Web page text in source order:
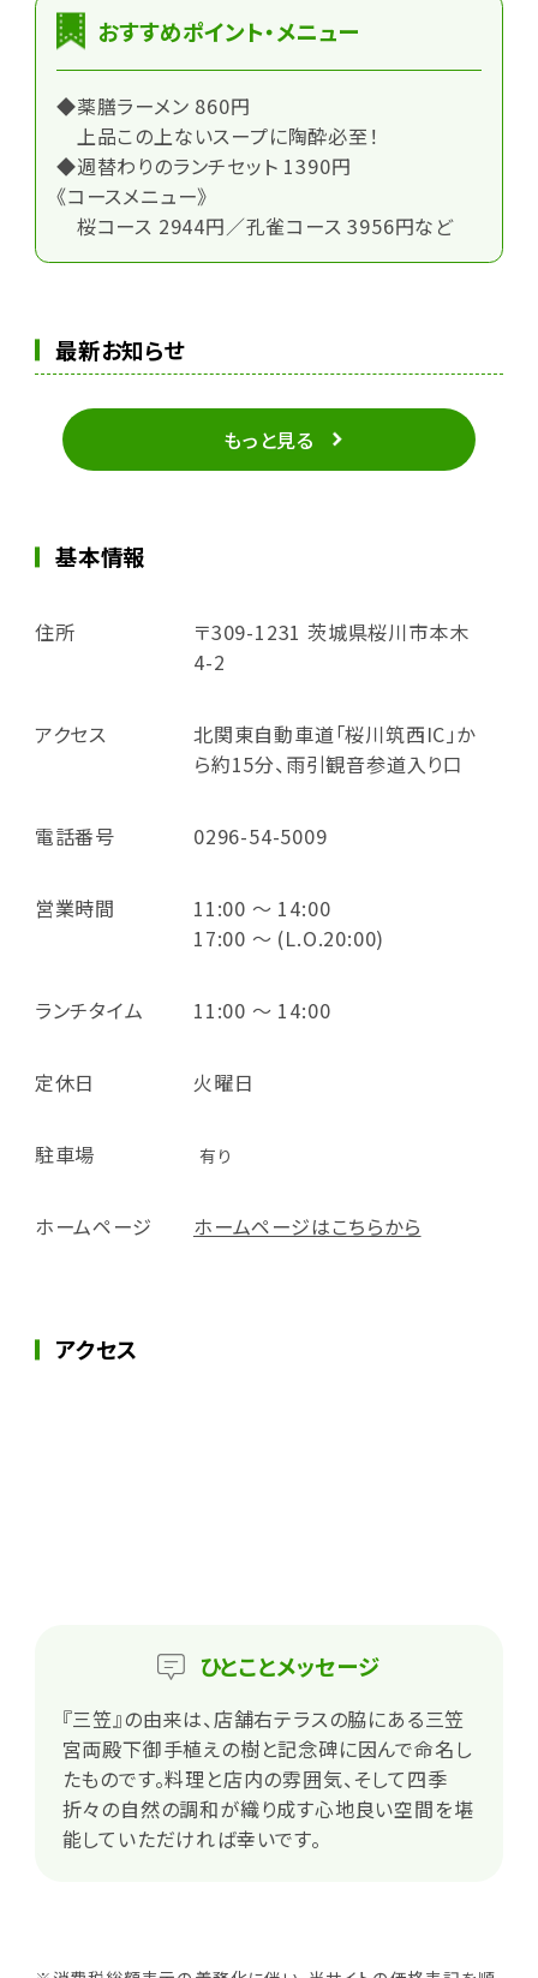
おすすめポイント・メニュー
◆薬膳ラーメン 860円
上品この上ないスープに陶酔必至！
◆週替わりのランチセット 1390円
《コースメニュー》
桜コース 2944円／孔雀コース 3956円など
最新お知らせ
もっと見る
基本情報
住所
〒309-1231 茨城県桜川市本木
4-2
アクセス
北関東自動車道「桜川筑西IC」か
ら約15分、雨引観音参道入り口
電話番号 0296-54-5009
営業時間
11:00 ～ 14:00
17:00 ～ (L.O.20:00)
ランチタイム 11:00 ～ 14:00
定休日 火曜日
駐車場 有り
ホームページ ホームページはこちらから
アクセス
ひとことメッセージ
『三笠』の由来は、店舗右テラスの脇にある三笠
宮両殿下御手植えの樹と記念碑に因んで命名し
たものです。料理と店内の雰囲気、そして四季
折々の自然の調和が織り成す心地良い空間を堪
能していただければ幸いです。